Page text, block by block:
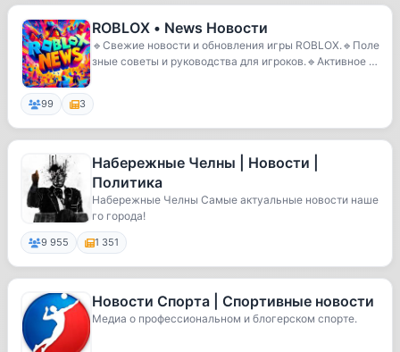
ROBLOX • News Новости
🔹Свежие новости и обновления игры ROBLOX.🔹Поле
зные советы и руководства для игроков.🔹Активное и
99 3
Набережные Челны | Новости |
Политика
Набережные Челны Самые актуальные новости наше
го города!
9 955 1 351
Новости Спорта | Спортивные новости
Медиа о профессиональном и блогерском спорте.